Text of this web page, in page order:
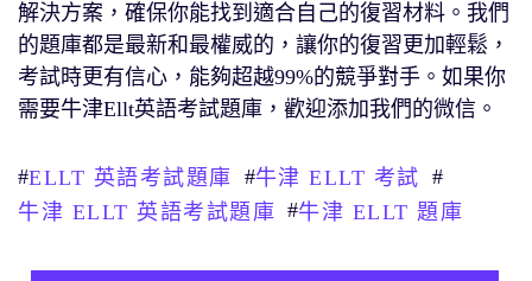
解決方案，確保你能找到適合自己的復習材料。我們
的題庫都是最新和最權威的，讓你的復習更加輕鬆，
考試時更有信心，能夠超越99%的競爭對手。如果你
需要牛津Ellt英語考試題庫，歡迎添加我們的微信。
#ELLT 英語考試題庫 #牛津 ELLT 考試 #
牛津 ELLT 英語考試題庫 #牛津 ELLT 題庫